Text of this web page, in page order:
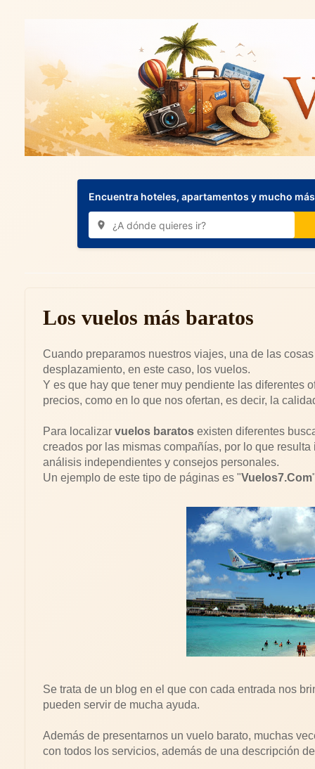
Encuentra hoteles, apartamentos y mucho
Los vuelos más baratos
Cuando preparamos nuestros viajes, una de las
desplazamiento, en este caso, los vuelos.
Y es que hay que tener muy pendiente las diferentes
precios, como en lo que nos ofertan, es decir, la
Para localizar vuelos baratos existen diferentes
creados por las mismas compañías, por lo que
análisis independientes y consejos personales.
Un ejemplo de este tipo de páginas es "Vuelos7.Com
Se trata de un blog en el que con cada entrada nos
pueden servir de mucha ayuda.
Además de presentarnos un vuelo barato, muchas
con todos los servicios, además de una descripción